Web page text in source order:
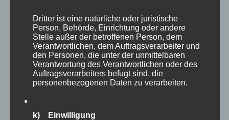
Dritter ist eine natürliche oder juristische
Person, Behörde, Einrichtung oder andere
Stelle außer der betroffenen Person, dem
Verantwortlichen, dem Auftragsverarbeiter und
den Personen, die unter der unmittelbaren
Verantwortung des Verantwortlichen oder des
Auftragsverarbeiters befugt sind, die
personenbezogenen Daten zu verarbeiten.
k) Einwilligung